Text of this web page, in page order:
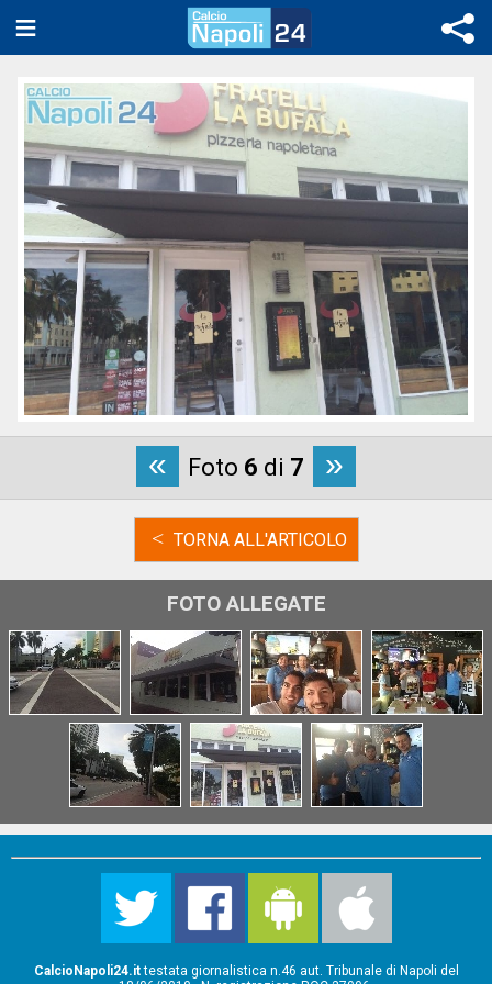
« Foto 6 di 7 »
< TORNA ALL'ARTICOLO
FOTO ALLEGATE
CalcioNapoli24.ittestata giornalistica n.46 aut. Tribunale di Napoli del